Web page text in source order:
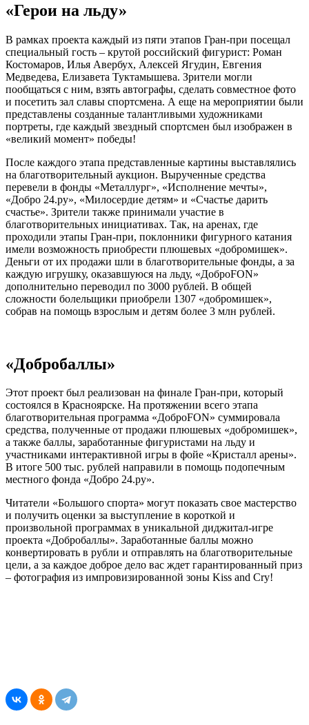
«Герои на льду»
В рамках проекта каждый из пяти этапов Гран-при посещал
специальный гость – крутой российский фигурист: Роман
Костомаров, Илья Авербух, Алексей Ягудин, Евгения
Медведева, Елизавета Туктамышева. Зрители могли
пообщаться с ним, взять автографы, сделать совместное фото
и посетить зал славы спортсмена. А еще на мероприятии были
представлены созданные талантливыми художниками
портреты, где каждый звездный спортсмен был изображен в
«великий момент» победы!
После каждого этапа представленные картины выставлялись
на благотворительный аукцион. Вырученные средства
перевели в фонды «Металлург», «Исполнение мечты»,
«Добро 24.ру», «Милосердие детям» и «Счастье дарить
счастье». Зрители также принимали участие в
благотворительных инициативах. Так, на аренах, где
проходили этапы Гран-при, поклонники фигурного катания
имели возможность приобрести плюшевых «добромишек».
Деньги от их продажи шли в благотворительные фонды, а за
каждую игрушку, оказавшуюся на льду, «ДоброFON»
дополнительно переводил по 3000 рублей. В общей
сложности болельщики приобрели 1307 «добромишек»,
собрав на помощь взрослым и детям более 3 млн рублей.
«Добробаллы»
Этот проект был реализован на финале Гран-при, который
состоялся в Красноярске. На протяжении всего этапа
благотворительная программа «ДоброFON» суммировала
средства, полученные от продажи плюшевых «добромишек»,
а также баллы, заработанные фигуристами на льду и
участниками интерактивной игры в фойе «Кристалл арены».
В итоге 500 тыс. рублей направили в помощь подопечным
местного фонда «Добро 24.ру».
Читатели «Большого спорта» могут показать свое мастерство
и получить оценки за выступление в короткой и
произвольной программах в уникальной диджитал-игре
проекта «Добробаллы». Заработанные баллы можно
конвертировать в рубли и отправлять на благотворительные
цели, а за каждое доброе дело вас ждет гарантированный приз
– фотография из импровизированной зоны Kiss and Cry!